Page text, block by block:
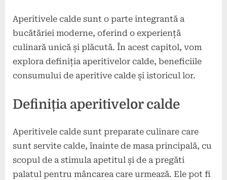
Aperitivele calde sunt o parte integrantă a
bucătăriei moderne, oferind o experiență
culinară unică și plăcută. În acest capitol, vom
explora definiția aperitivelor calde, beneficiile
consumului de aperitive calde și istoricul lor.
Definiția aperitivelor calde
Aperitivele calde sunt preparate culinare care
sunt servite calde, înainte de masa principală, cu
scopul de a stimula apetitul și de a pregăti
palatul pentru mâncarea care urmează. Ele pot fi